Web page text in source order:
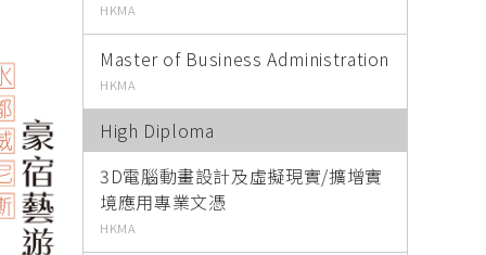
進修生活 Nov / Dec 2022
網上揭頁版
HKMA
Master of Business Administration
HKMA
High Diploma
3D電腦動畫設計及虛擬現實/擴增實
境應用專業文憑
HKMA